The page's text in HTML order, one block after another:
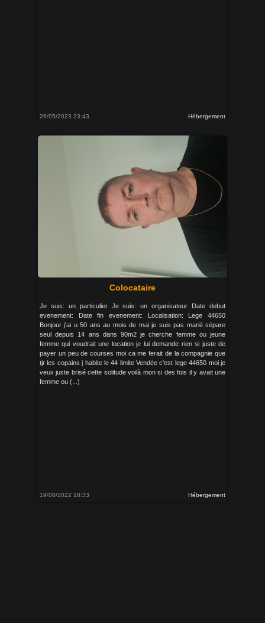
26/05/2023 23:43 Hébergement
Colocataire
Je suis: un particulier Je suis: un organisateur Date debut
evenement: Date fin evenement: Localisation: Lege 44650
Bonjour j'ai u 50 ans au mois de mai je suis pas marié sépare
seul depuis 14 ans dans 90m2 je cherche femme ou jeune
femme qui voudrait une location je lui demande rien si juste de
payer un peu de courses moi ca me ferait de la compagnie que
tjr les copains j habite le 44 limite Vendée c'est lege 44650 moi je
veux juste brisé cette solitude voilà mon si des fois il y avait une
femme ou (...)
19/08/2022 18:33 Hébergement